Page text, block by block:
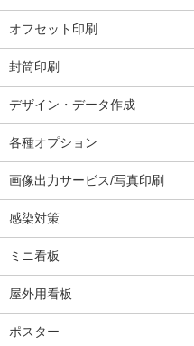
オフセット印刷
封筒印刷
デザイン・データ作成
各種オプション
画像出力サービス/写真印刷
感染対策
ミニ看板
屋外用看板
ポスター